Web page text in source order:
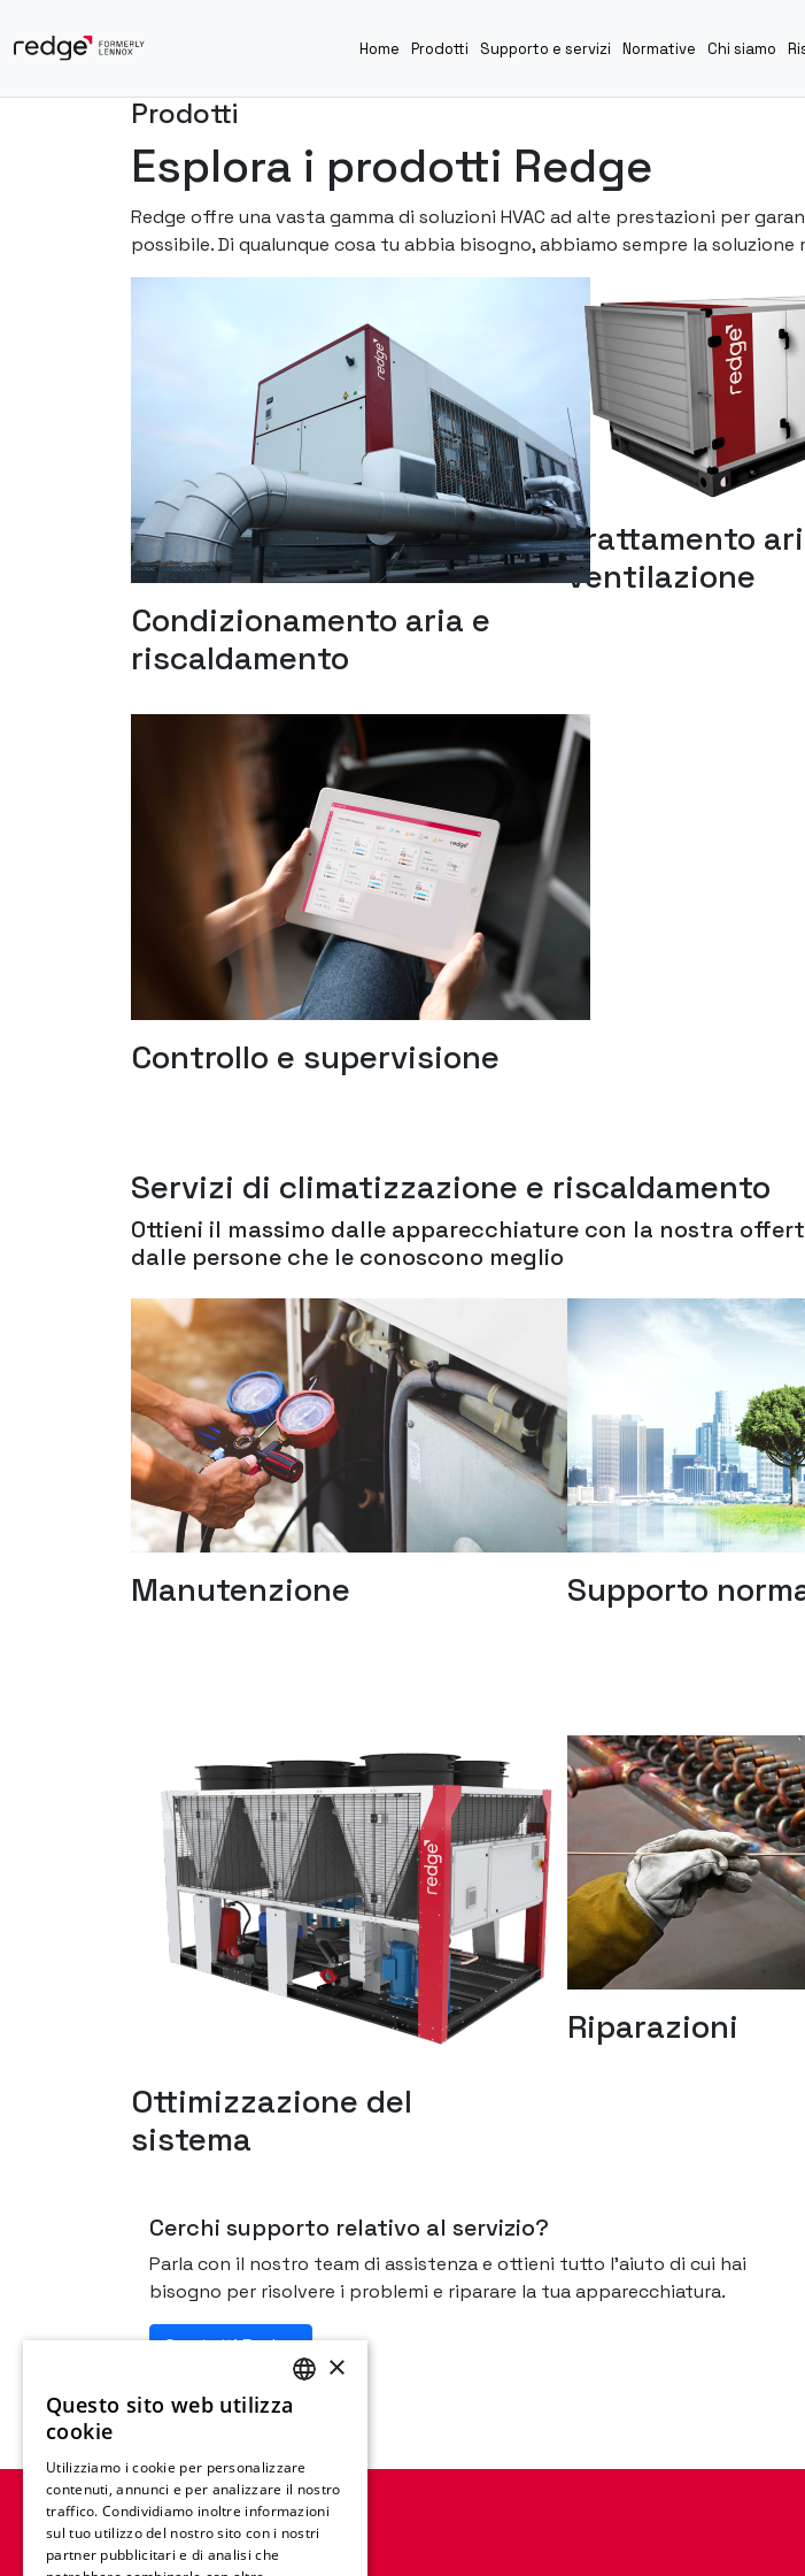
Home Prodotti Supporto e servizi Normative Chi siamo
Prodotti
Esplora i prodotti Redge
Redge offre una vasta gamma di soluzioni HVAC ad alte prestazioni per
possibile. Di qualunque cosa tu abbia bisogno, abbiamo sempre la soluzione
Condizionamento aria e
riscaldamento
Trattamento
ventilazione
Controllo e supervisione
Servizi di climatizzazione e riscaldamento
Ottieni il massimo dalle apparecchiature con la nostra
dalle persone che le conoscono meglio
Manutenzione
Supporto
Ottimizzazione del
sistema
Riparazioni
Cerchi supporto relativo al servizio?
Parla con il nostro team di assistenza e ottieni tutto l'aiuto di cui hai
bisogno per risolvere i problemi e riparare la tua apparecchiatura.
Contatti Redge
GERMAN
ITALIAN
×
Questo sito web utilizza
cookie
Utilizziamo i cookie per personalizzare
contenuti, annunci e per analizzare il nostro
traffico. Condividiamo inoltre informazioni
sul tuo utilizzo del nostro sito con i nostri
partner pubblicitari e di analisi che